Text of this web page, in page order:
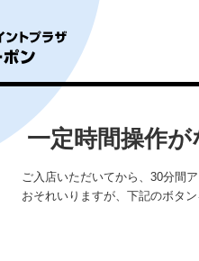
一定時間操作
ご入店いただいてから、30分間
おそれいりますが、下記のボタ